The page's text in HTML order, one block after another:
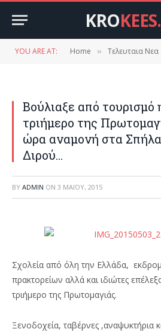
KRO
YOU ARE AT: Home » Τελευταια Νεα
Βούλιαξε από
τριήμερο της
ώρα αναμονή στα
Διρού…
BY ADMIN ON 3 ΜΑΪ́ΟΥ, 2015
Σχολεία από όλη την Ελλάδα,
πρακτορείων αλλά και ιδιώτες
τριήμερο της Πρωτομαγιάς.
Ξενοδοχεία, ταβέρνες ,αναψυκτήρια